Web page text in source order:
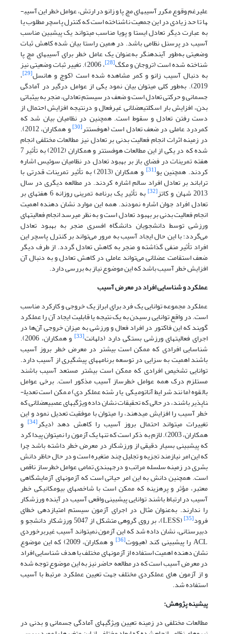
علیرغم وقوع مکرر آسیب­های مچ پا و زانو در ارتش، عوامل خطر این آسیب­
ها تا حد زیادی در این جمعیت ناشناخته است که کنترل پاسچر مطلوب یا
به عبارت دیگر تعادل ایستا و پویا مناسب می­تواند یک پیش­بین مناسب
آسیب در پرسنل نظامی باشد. در همین راستا بیان شده کاهش ثبات
وضعیتی به‌طور آینده­نگر به‌عنوان یک عامل خطر برای آسیب­های مچ پا
شناخته شده است (تروجان و مکگ[28] ، 2006). تغییر ثبات وضعیتی نیز
به دنبال آسیب زانو و کمر مشاهده شده است (کوچ و هانسل[29] ،
2019). به‌طور کلی می­توان بیان نمود یکی از عوامل درگیر در آمادگی
جسمانی و حرکتی تعادل است و ضعف در سیستم تعادلی، منجر به بی­ثباتی
بدن، افزایش بار اسکلتی­عضلانی غیرفعال و درنتیجه افزایش احتمال از
دست رفتن تعادل و سقوط است. همچنین در نظامیان بیان شد که
کمردرد عاملی در ضعف تعادل است (هوفستتر[30] و همکاران، 2012).
در زمینه اثرات انجام فعالیت بدنی بر تعادل نیز مطالعات مختلفی انجام
شده که در یکی از این مطالعات هوفستتر و همکاران (2012) به تأثیر 7
هفته تمرینات در فضای باز بر بهبود تعادل در نظامیان سوئیس اشاره
کردند. همچنین یو[31] و همکاران (2013) به تأثیر تمرینات قدرتی با
تراباند بر تعادل افراد سالم اشاره کردند. در مطالعه دیگری در سال
2013 شهان و کاتز [32] به تأثیر یک برنامه تمرینی روزانه 6 هفته­ای بر
تعادل افراد جوان اشاره نمودند. همه این موارد نشان دهنده اهمیت
انجام فعالیت بدنی بر بهبود تعادل است و به نظر می­رسد انجام فعالیت­های
ورزشی توسط دانشجویان دانشگاه افسری منجر به بهبود تعادل
می‌گردد؛ با این حال ایجاد آسیب به مرور می‌تواند بر کنترل پاسچر این
افراد تأثیر منفی گذاشته و منجر به کاهش تعادل گردد. از طرف دیگر
ضعف استقامت عضلانی می‌تواند عاملی در کاهش تعادل و به دنبال آن
افزایش خطر آسیب باشد که این موضوع نیاز به بررسی دارد.
عملکرد و شناسایی افراد در معرض آسیب
عملکرد مجموعه توانایی یک فرد برای ابراز یک خروجی و کارکرد مناسب
است. در واقع توانایی رسیدن به یک نتیجه یا قابلیت ایجاد آن را عملکرد
گویند که این فاکتور در افراد فعال و ورزشی به میزان خروجی آن‌ها در
اجرای فعالیت­های ورزشی بستگی دارد (دلهانت[33] و همکاران، 2006).
شناسایی افرادی که ممکن است بیشتر در معرض خطر بروز آسیب
باشند اهمیت به سزایی در توسعه برنامه­های پیشگیری از آسیب­ دارد.
توانایی تشخیص افرادی که ممکن است بیشتر مستعد آسیب باشند
مستلزم درک همه عوامل خطر­ساز آسیب مذکور است. برخی عوامل
بالقوه (مانند شرایط آناتومیکی یا رشته عملکردی) ممکن است تعدیل­
ناپذیر باشند، در حالی که تحقیقات نشان داده ویژگی­های عصبی­عضلانی که
خطر آسیب را افزایش می­دهند، را می­توان با موفقیت تعدیل نمود و این
تغییرات می­تواند احتمال بروز آسیب را کاهش دهد (دیکر[34] و
همکاران، 2003). لازم به ذکر است که تنها یک آزمون را نمی­توان پیدا کرد
که پیش­بینی بسیار دقیقی از ورزشکار در معرض خطر داشته باشد چرا
که این امر نیازمند تجزیه و تجلیل چند متغیره است و در حال حاظر دانش
بشری در زمینه سلسله مراتب و درجه­بندی تمامی عوامل خطرساز ناقص
است. همچنین دانش به این امر حیاتی است که آزمون­های آزمایشگاهی
معتبر، مؤثر و پرهزینه که ممکن است با شاخص­های بیومکانیکی خطر
آسیب در ارتباط باشند توانایی پیش­بینی واقعی آسیب در آینده ورزشکار
را ندارند. به‌عنوان مثال در اجرای آزمون سیستم امتیازدهی خطای
فرود[35] (LESS)، بر روی گروهی متشکل از 5047 ورزشکار دانشجو و
دبیرستانی، نشان داده شد که این آزمون نمی­تواند آسیب غیربرخوردی
ACL را پیش­بینی کند (هیووت [36] و همکاران، 2009) که این موضوع
نشان دهنده اهمیت استفاده از آزمون­های مختلف با هدف شناسایی افراد
در معرض آسیب است که در مطالعه حاضر نیز به این موضوع توجه شده
و از آزمون های عملکردی مختلف جهت تعیین عملکرد مرتبط با آسیب
استفاده شد.
پیشینه پژوهش:
مطالعات مختلفی در زمینه تعیین ویژگی­های آمادگی جسمانی و بدنی در